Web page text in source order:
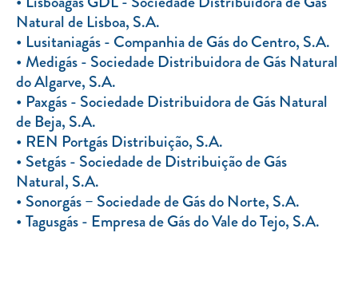
Natural de Lisboa, S.A.
Lusitaniagás - Companhia de Gás do Centro, S.A.
Medigás - Sociedade Distribuidora de Gás Natural
do Algarve, S.A.
Paxgás - Sociedade Distribuidora de Gás Natural
de Beja, S.A.
REN Portgás Distribuição, S.A.
Setgás - Sociedade de Distribuição de Gás
Natural, S.A.
Sonorgás – Sociedade de Gás do Norte, S.A.
Tagusgás - Empresa de Gás do Vale do Tejo, S.A.